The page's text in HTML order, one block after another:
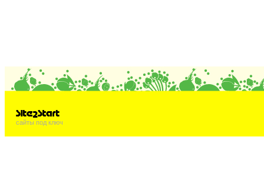
сайты под ключ